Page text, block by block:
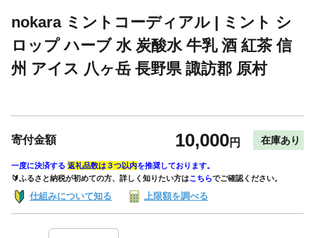
nokara ミントコーディアル | ミント シ
ロップ ハーブ 水 炭酸水 牛乳 酒 紅茶 信
州 アイス 八ヶ岳 長野県 諏訪郡 原村
寄付金額 10,000円 在庫あり
一度に決済する 返礼品数は３つ以内を推奨しております。
🔰ふるさと納税が初めての方、詳しく知りたい方はこちらでご確認ください。
仕組みについて知る 上限額を調べる